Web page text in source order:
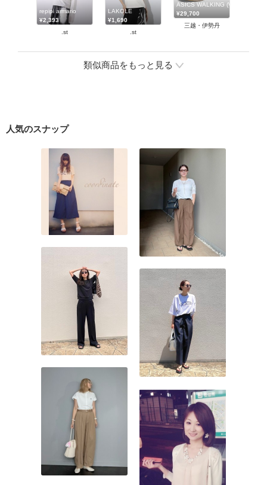
ASICS WALKING (Women)/アシ
¥29,700
三越・伊勢丹
repipi armario
¥2,393
.st
LAKOLE
¥1,690
.st
類似商品をもっと見る
人気のスナップ